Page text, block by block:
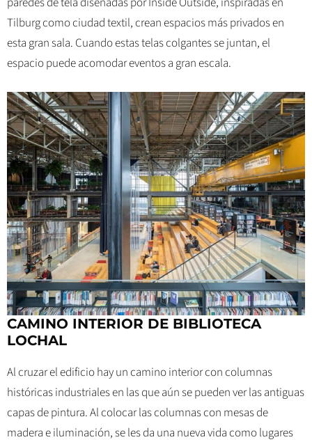
Tilburg como ciudad textil, crean espacios más privados en
esta gran sala. Cuando estas telas colgantes se juntan, el
espacio puede acomodar eventos a gran escala.
CAMINO INTERIOR DE BIBLIOTECA
LOCHAL
Al cruzar el edificio hay un camino interior con columnas
históricas industriales en las que aún se pueden ver las antiguas
capas de pintura. Al colocar las columnas con mesas de
madera e iluminación, se les da una nueva vida como lugares